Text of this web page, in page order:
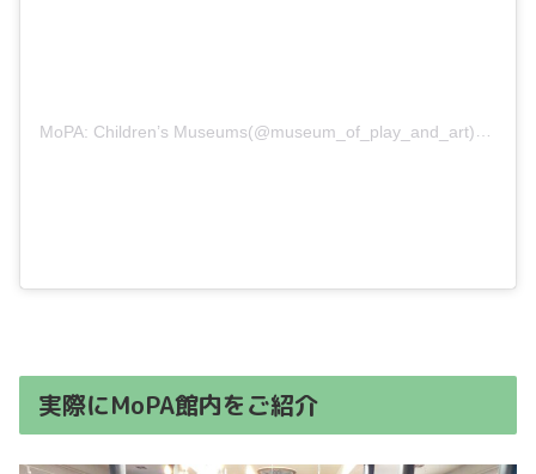
MoPA: Children’s Museums(@museum_of_play_and_art)がシェアした投稿
実際にMoPA館内をご紹介